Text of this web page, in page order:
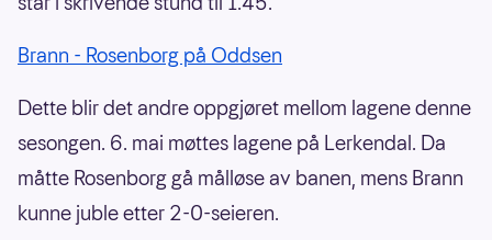
Brann - Rosenborg på Oddsen
Dette blir det andre oppgjøret mellom lagene denne
sesongen. 6. mai møttes lagene på Lerkendal. Da
måtte Rosenborg gå målløse av banen, mens Brann
kunne juble etter 2-0-seieren.